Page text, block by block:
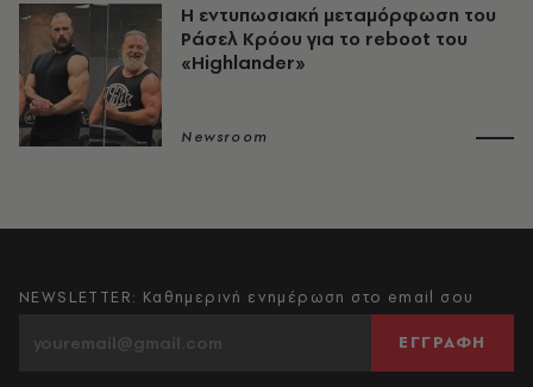
Η εντυπωσιακή μεταμόρφωση του
Ράσελ Κρόου για το reboot του
«Highlander»
Newsroom
NEWSLETTER: Καθημερινή ενημέρωση στο email σου
ΕΓΓΡΑΦΗ